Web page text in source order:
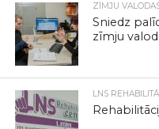
ZĪMJU
Sniedz
zīmju
LNS